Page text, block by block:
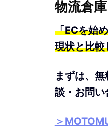
物流倉
「ECを始
現状と比
まずは、
談・お問い
＞